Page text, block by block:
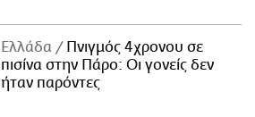
Ελλάδα
Πνιγμός 4χρονου σε
πισίνα στην Πάρο: Οι γονείς δεν
ήταν παρόντες